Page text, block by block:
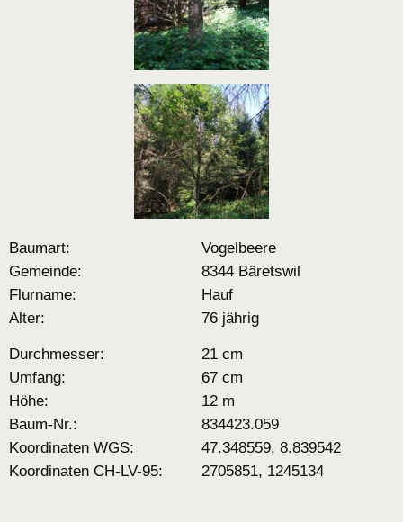
Baumart:
Vogelbeere
Gemeinde:
8344 Bäretswil
Flurname:
Hauf
Alter:
76 jährig
Durchmesser:
21 cm
Umfang:
67 cm
Höhe:
12 m
Baum-Nr.:
834423.059
Koordinaten WGS:
47.348559, 8.839542
Koordinaten CH-LV-95:
2705851, 1245134